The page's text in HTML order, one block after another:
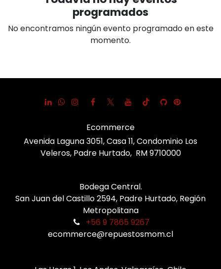
programados
No encontramos ningún evento programado en este
momento.
Ecommerce
Avenida Laguna 3051, Casa 11, Condominio Los
Veleros, Padre Hurtado, RM 9710000
Bodega Central.
San Juan del Castillo 2594, Padre Hurtado, Región
Metropolitana
+56 9 7865 9267
ecommerce@repuestosmom.cl